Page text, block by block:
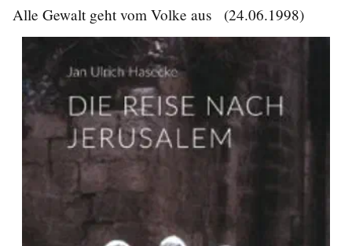
Alle Gewalt geht vom Volke aus
(24.06.1998)